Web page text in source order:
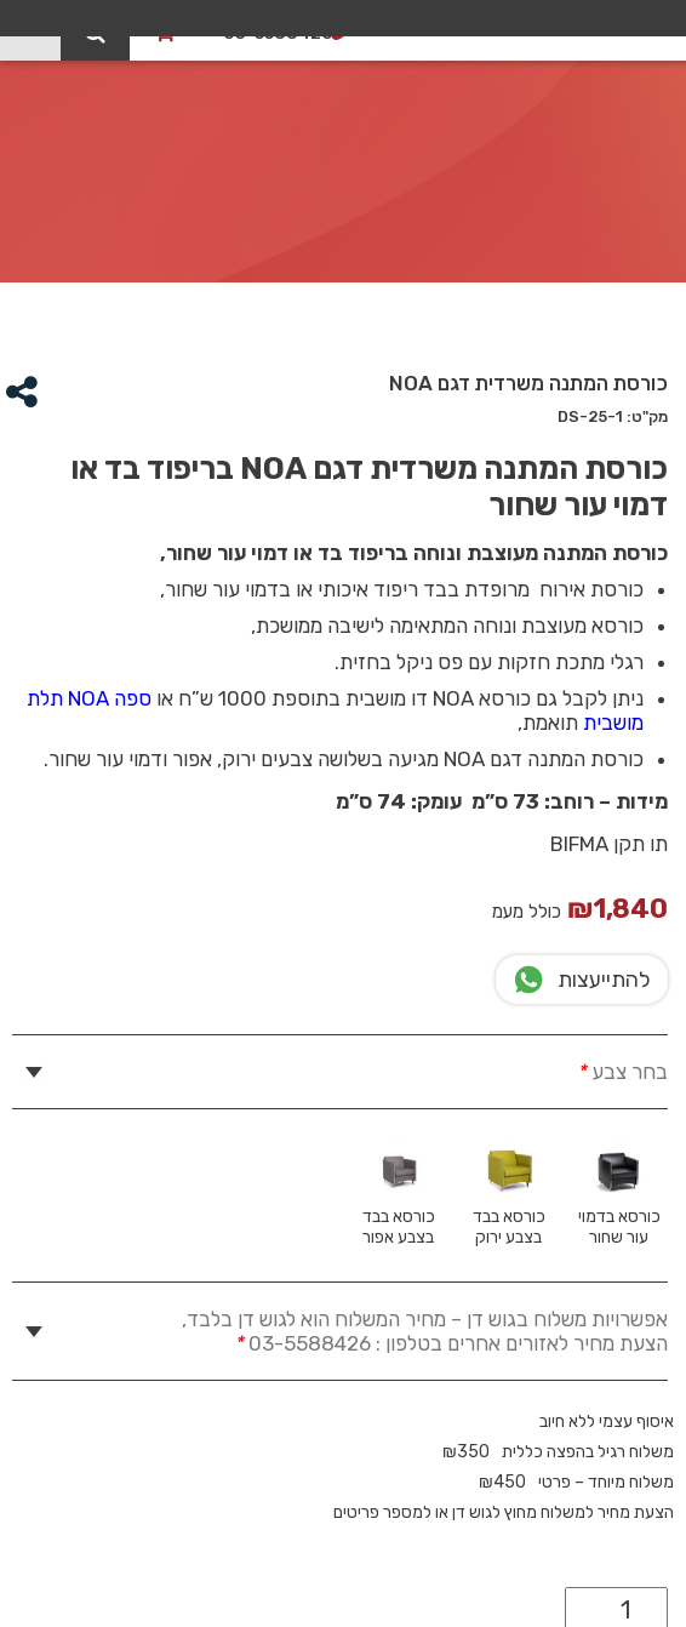
03-5588426
כורסת המתנה משרדית דגם NOA
מק"ט: DS-25-1
כורסת המתנה משרדית דגם NOA בריפוד בד או
דמוי עור שחור
כורסת המתנה מעוצבת ונוחה בריפוד בד או דמוי עור שחור,
כורסת אירוח מרופדת בבד ריפוד איכותי או בדמוי עור שחור,
כורסא מעוצבת ונוחה המתאימה לישיבה ממושכת,
רגלי מתכת חזקות עם פס ניקל בחזית.
ניתן לקבל גם כורסא NOA דו מושבית בתוספת 1000 ש”ח או
ספה NOA תלת
מושבית תואמת,
כורסת המתנה דגם NOA מגיעה בשלושה צבעים ירוק, אפור ודמוי עור שחור.
מידות – רוחב: 73 ס”מ עומק: 74 ס”מ
תו תקן BIFMA
₪1,840 כולל מעמ
להתייעצות
בחר צבע*
כורסא בדמוי
עור שחור
כורסא בבד
בצבע ירוק
כורסא בבד
בצבע אפור
אפשרויות משלוח בגוש דן – מחיר המשלוח הוא לגוש דן בלבד,
הצעת מחיר לאזורים אחרים בטלפון : 03-5588426
*
איסוף עצמי ללא חיוב
משלוח רגיל בהפצה כללית
₪350
משלוח מיוחד – פרטי
₪450
הצעת מחיר למשלוח מחוץ לגוש דן או למספר פריטים